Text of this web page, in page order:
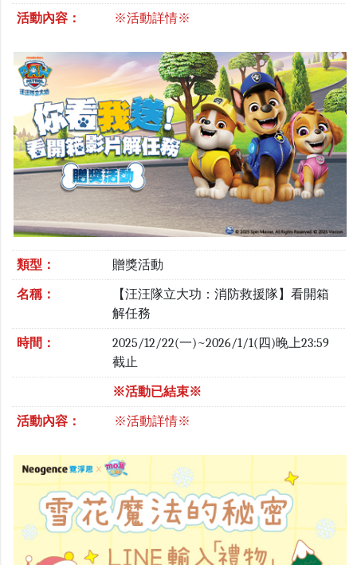
活動內容： ※活動詳情※
類型： 贈獎活動
名稱：
【汪汪隊立大功：消防救援隊】看開箱
解任務
時間：
2025/12/22(一)~2026/1/1(四)晚上23:59
截止
※活動已結束※
活動內容： ※活動詳情※